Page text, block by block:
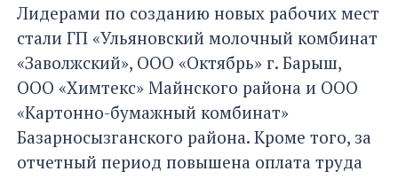
Лидерами по созданию новых рабочих мест
стали ГП «Ульяновский молочный комбинат
«Заволжский», ООО «Октябрь» г. Барыш,
ООО «Химтекс» Майнского района и ООО
«Картонно-бумажный комбинат»
Базарносызганского района. Кроме того, за
отчетный период повышена оплата труда